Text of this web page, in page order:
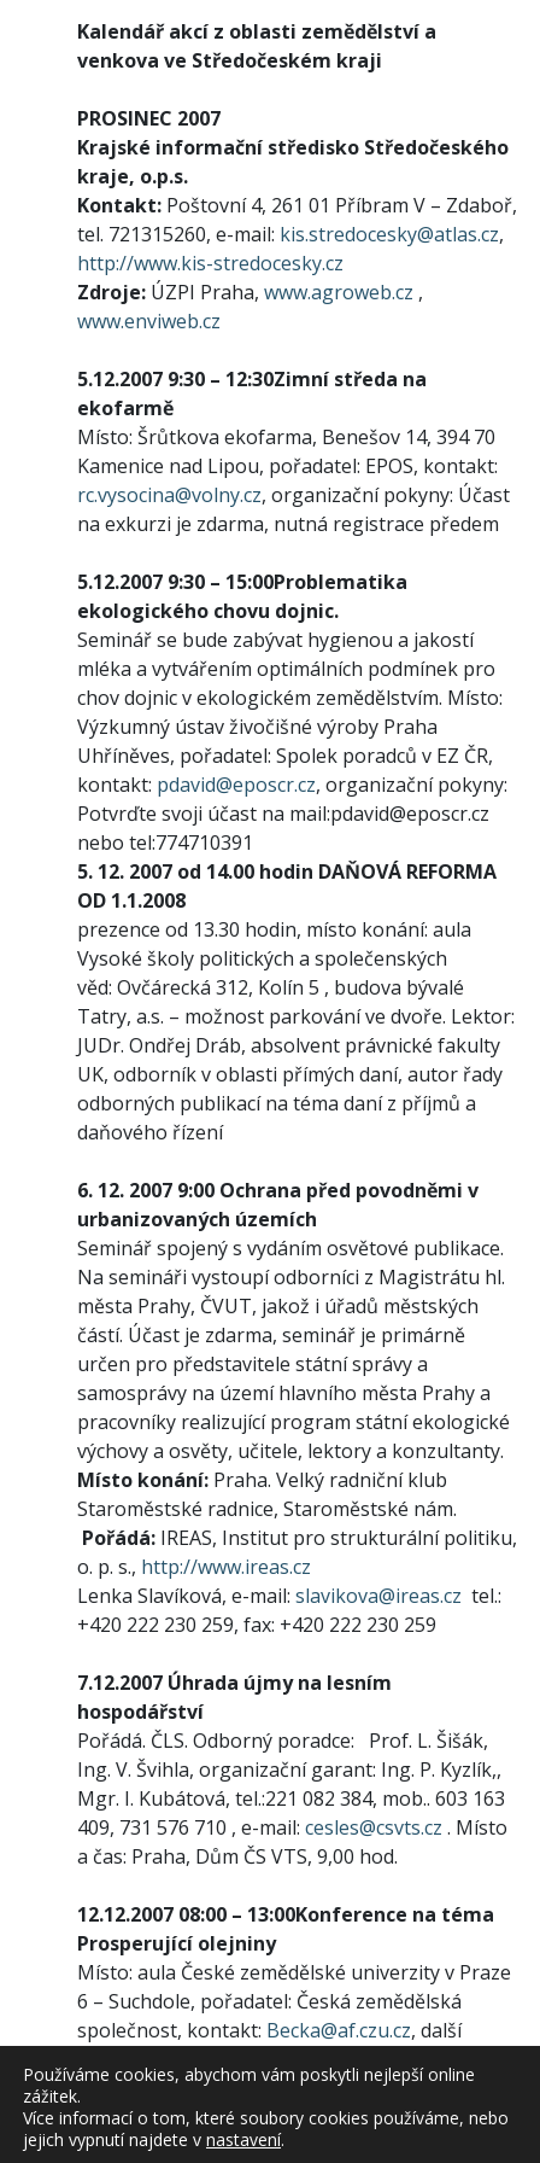
Kalendář akcí z oblasti zemědělství a
venkova ve Středočeském kraji
PROSINEC 2007
Krajské informační středisko Středočeského
kraje, o.p.s.
Kontakt: Poštovní 4, 261 01 Příbram V – Zdaboř,
tel. 721315260, e-mail: kis.stredocesky@atlas.cz,
http://www.kis-stredocesky.cz
Zdroje: ÚZPI Praha, www.agroweb.cz ,
www.enviweb.cz
5.12.2007 9:30 – 12:30Zimní středa na
ekofarmě
Místo: Šrůtkova ekofarma, Benešov 14, 394 70
Kamenice nad Lipou, pořadatel: EPOS, kontakt:
rc.vysocina@volny.cz, organizační pokyny: Účast
na exkurzi je zdarma, nutná registrace předem
5.12.2007 9:30 – 15:00Problematika
ekologického chovu dojnic.
Seminář se bude zabývat hygienou a jakostí
mléka a vytvářením optimálních podmínek pro
chov dojnic v ekologickém zemědělstvím. Místo:
Výzkumný ústav živočišné výroby Praha
Uhříněves, pořadatel: Spolek poradců v EZ ČR,
kontakt: pdavid@eposcr.cz, organizační pokyny:
Potvrďte svoji účast na mail:pdavid@eposcr.cz
nebo tel:774710391
5. 12. 2007 od 14.00 hodin DAŇOVÁ REFORMA
OD 1.1.2008
prezence od 13.30 hodin, místo konání: aula
Vysoké školy politických a společenských
věd: Ovčárecká 312, Kolín 5 , budova bývalé
Tatry, a.s. – možnost parkování ve dvoře. Lektor:
JUDr. Ondřej Dráb, absolvent právnické fakulty
UK, odborník v oblasti přímých daní, autor řady
odborných publikací na téma daní z příjmů a
daňového řízení
6. 12. 2007 9:00 Ochrana před povodněmi v
urbanizovaných územích
Seminář spojený s vydáním osvětové publikace.
Na semináři vystoupí odborníci z Magistrátu hl.
města Prahy, ČVUT, jakož i úřadů městských
částí. Účast je zdarma, seminář je primárně
určen pro představitele státní správy a
samosprávy na území hlavního města Prahy a
pracovníky realizující program státní ekologické
výchovy a osvěty, učitele, lektory a konzultanty.
Místo konání: Praha. Velký radniční klub
Staroměstské radnice, Staroměstské nám.
Pořádá: IREAS, Institut pro strukturální politiku,
o. p. s., http://www.ireas.cz
Lenka Slavíková, e-mail: slavikova@ireas.cz tel.:
+420 222 230 259, fax: +420 222 230 259
7.12.2007 Úhrada újmy na lesním
hospodářství
Pořádá. ČLS. Odborný poradce: Prof. L. Šišák,
Ing. V. Švihla, organizační garant: Ing. P. Kyzlík,,
Mgr. I. Kubátová, tel.:221 082 384, mob.. 603 163
409, 731 576 710 , e-mail: cesles@csvts.cz . Místo
a čas: Praha, Dům ČS VTS, 9,00 hod.
12.12.2007 08:00 – 13:00Konference na téma
Prosperující olejniny
Místo: aula České zemědělské univerzity v Praze
6 – Suchdole, pořadatel: Česká zemědělská
společnost, kontakt: Becka@af.czu.cz, další
12.12.Aktuality pro podnikatele.Lektor
účastníky seznámí s těmi částmi reformy, které
se vyplatí znát ještě nyní, na konci roku 2007,
Používáme cookies, abychom vám poskytli nejlepší online
zážitek.
Více informací o tom, které soubory cookies používáme, nebo
jejich vypnutí najdete v nastavení.